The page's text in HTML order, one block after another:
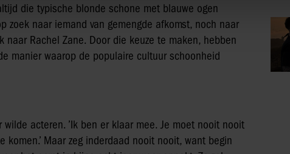
Ook delen we informatie over uw gebruik van onze site met onze
Deze partners kunnen deze gegevens combineren met andere
op basis van uw gebruik van hun services. U gaat
die typische blonde schone met blauwe ogen
zoek naar iemand van gemengde afkomst, noch naar
Rachel Zane. Door die keuze te maken, hebben
manier waarop de populaire cultuur schoonheid
acteren. ’Ik ben er klaar mee. Je moet nooit nooit
Maar zeg inderdaad nooit nooit, want begin